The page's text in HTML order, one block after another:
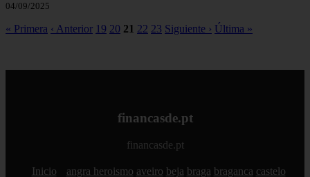
04/09/2025
« Primera ‹ Anterior 19 20 21 22 23 Siguiente › Última »
financasde.pt
financasde.pt
Inicio angra heroismo aveiro beja braga braganca castelo